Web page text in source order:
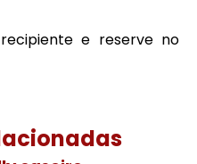
e reserve no